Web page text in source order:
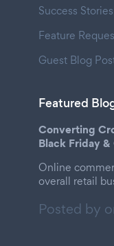
Success Stories
Feature
Guest Blog
Featured
Converting
Black Friday
Online
overall retail
Posted by